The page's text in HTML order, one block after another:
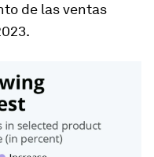
de las ventas